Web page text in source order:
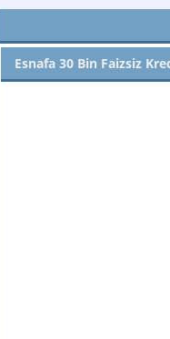
Esnafa 30 Bin Faizsiz